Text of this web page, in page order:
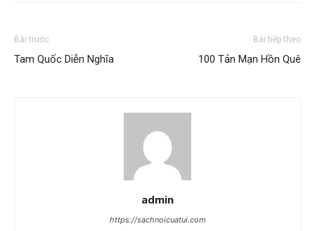
Bài trước
Tam Quốc Diễn Nghĩa
Bài tiếp theo
100 Tản Mạn Hồn Quê
admin
https://sachnoicuatui.com